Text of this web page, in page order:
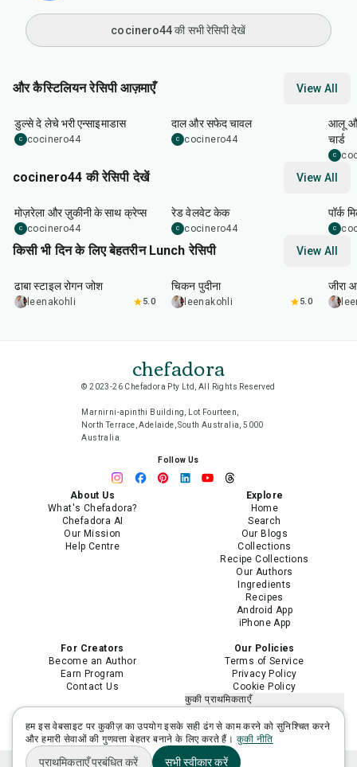
cocinero44 की सभी रेसिपी देखें
और कैस्टिलियन रेसिपी आज़माएँ View All
1
डुल्से दे लेचे भरी एन्साइमाडास
C cocinero44
दाल और सफेद चावल
C cocinero44
आलू
चार्ड
C
cocinero44 की रेसिपी देखें View All
मोज़रेला और ज़ुकीनी के साथ क्रेप्स
C cocinero44
रेड वेलवेट केक
C cocinero44
पॉर्क
C
किसी भी दिन के लिए बेहतरीन Lunch रेसिपी View All
1 min
ढाबा स्टाइल रोगन जोश
leenakohli 5.0
hr 15
चिकन पुदीना
leenakohli 5.0
जीरा
chefadora
© 2023-26 Chefadora Pty Ltd, All Rights Reserved
Marnirni-apinthi Building, Lot Fourteen,
North Terrace, Adelaide, South Australia, 5000
Australia
Follow Us
About Us
What's Chefadora?
Chefadora AI
Our Mission
Help Centre
Explore
Home
Search
Our Blogs
Collections
Recipe Collections
Our Authors
Ingredients
Recipes
Android App
iPhone App
For Creators
Become an Author
Earn Program
Contact Us
Our Policies
Terms of Service
Privacy Policy
Cookie Policy
कुकी प्राथमिकताएँ
मेरी संवेदनशील निजी जानकारी का उपयोग
सीमित करें
हम इस वेबसाइट पर कुकीज़ का उपयोग इसके सही ढंग से काम करने को सुनिश्चित करने
और हमारी सेवाओं की गुणवत्ता बेहतर बनाने के लिए करते हैं। कुकी नीति
प्राथमिकताएँ प्रबंधित करें सभी स्वीकार करें